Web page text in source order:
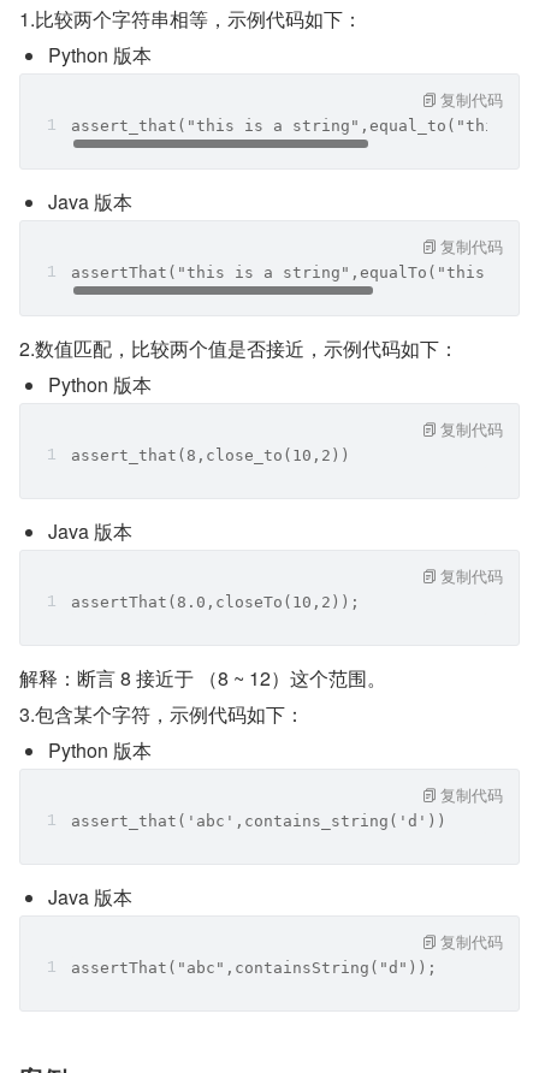
1.比较两个字符串相等，示例代码如下：
Python 版本
assert_that("this is a string",equal_to("this
复制代码
Java 版本
assertThat("this is a string",equalTo("this is
复制代码
2.数值匹配，比较两个值是否接近，示例代码如下：
Python 版本
assert_that(8,close_to(10,2))
复制代码
Java 版本
assertThat(8.0,closeTo(10,2));
复制代码
解释：断言 8 接近于 （8 ~ 12）这个范围。
3.包含某个字符，示例代码如下：
Python 版本
assert_that('abc',contains_string('d'))
复制代码
Java 版本
assertThat("abc",containsString("d"));
复制代码